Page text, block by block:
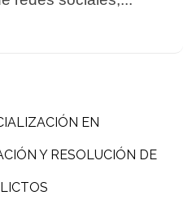
EN
Y RESOLUCIÓN DE